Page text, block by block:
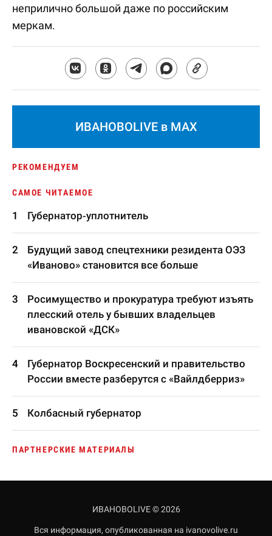
неприлично большой даже по российским
меркам.
ИВАНОВОLIVE в MAX
РЕКОМЕНДУЕМ
САМОЕ ЧИТАЕМОЕ
Губернатор-уплотнитель
Будущий завод спецтехники резидента ОЭЗ
«Иваново» становится все больше
Росимущество и прокуратура требуют изъять
плесский отель у бывших владельцев
ивановской «ДСК»
Губернатор Воскресенский и правительство
России вместе разберутся с «Вайлдберриз»
Колбасный губернатор
ПАРТНЕРСКИЕ МАТЕРИАЛЫ
ИВАНОВОLIVE © 2026
Вся информация, опубликованная на ivanovolive.ru